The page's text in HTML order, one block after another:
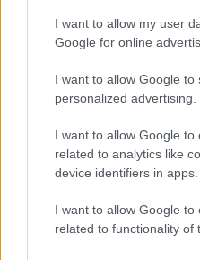
I want to allow my user
Google for online
I want to allow Google to
personalized advertising.
I want to allow Google to
related to analytics like
device identifiers in apps.
I want to allow Google to
related to functionality of
GOAT (Greatest of all
amelyben a sport és a
találkozik. A Him
(Kicks) foglalt helyet, a
Jordan Peele (Tűnj el!,
Productions égisze alatt
lidérces utazáshoz.
A sztori elsőre akár
tehetséges futballjátékos
kap, hogy a sportág élő